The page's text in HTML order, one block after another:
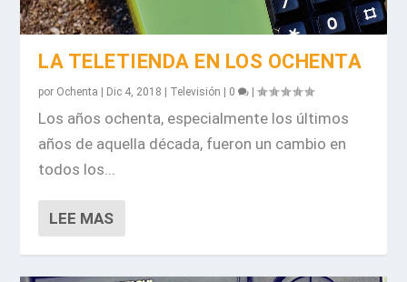
LA TELETIENDA EN LOS OCHENTA
por Ochenta Dic 4, 2018 Televisión 0 |
Los años ochenta, especialmente los últimos
años de aquella década, fueron un cambio en
todos los...
LEE MAS